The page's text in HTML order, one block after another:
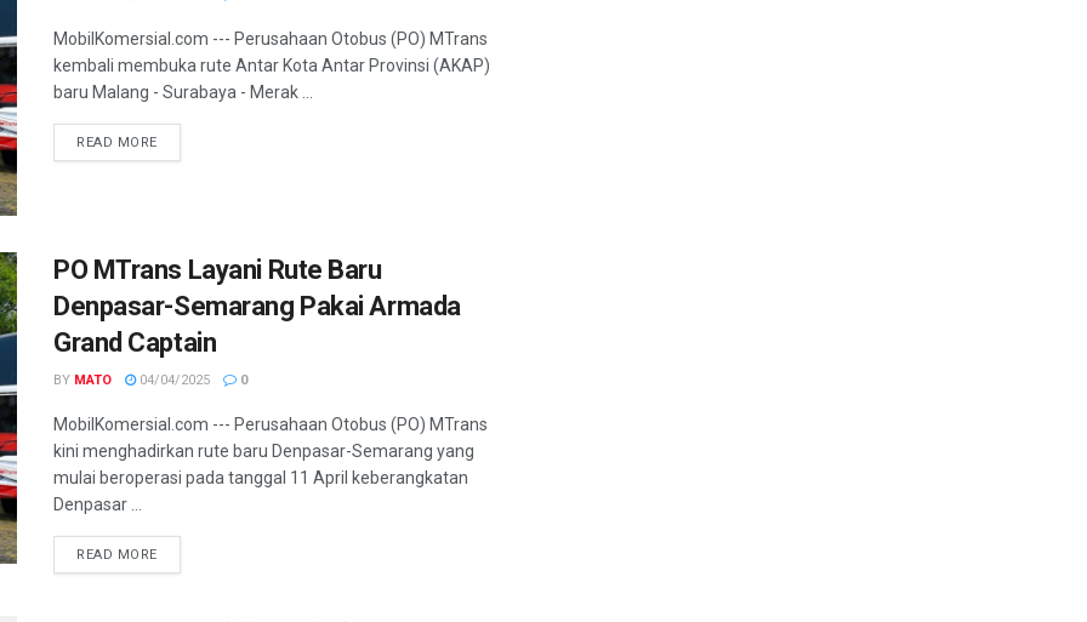
MobilKomersial.com --- Perusahaan Otobus (PO) MTrans
kembali membuka rute Antar Kota Antar Provinsi (AKAP)
baru Malang - Surabaya - Merak ...
READ MORE
PO MTrans Layani Rute Baru
Denpasar-Semarang Pakai Armada
Grand Captain
BY MATO 04/04/2025 0
MobilKomersial.com --- Perusahaan Otobus (PO) MTrans
kini menghadirkan rute baru Denpasar-Semarang yang
mulai beroperasi pada tanggal 11 April keberangkatan
Denpasar ...
READ MORE